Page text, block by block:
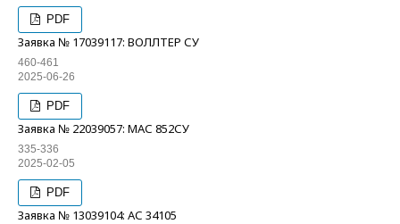
PDF
Заявка № 17039117: ВОЛЛТЕР СУ
460-461
2025-06-26
PDF
Заявка № 22039057: МАС 852СУ
335-336
2025-02-05
PDF
Заявка № 13039104: АС 34105